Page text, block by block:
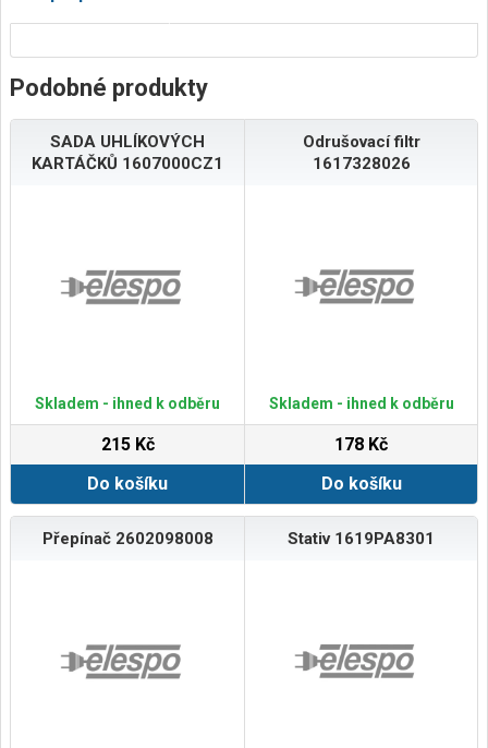
Podobné produkty
SADA UHLÍKOVÝCH
KARTÁČKŮ 1607000CZ1
Skladem - ihned k odběru
215 Kč
Do košíku
Odrušovací filtr
1617328026
Skladem - ihned k odběru
178 Kč
Do košíku
Přepínač 2602098008 Stativ 1619PA8301